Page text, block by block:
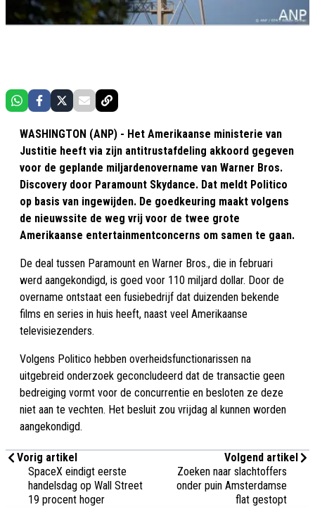
WASHINGTON (ANP) - Het Amerikaanse ministerie van
Justitie heeft via zijn antitrustafdeling akkoord gegeven
voor de geplande miljardenovername van Warner Bros.
Discovery door Paramount Skydance. Dat meldt Politico
op basis van ingewijden. De goedkeuring maakt volgens
de nieuwssite de weg vrij voor de twee grote
Amerikaanse entertainmentconcerns om samen te gaan.
De deal tussen Paramount en Warner Bros., die in februari
werd aangekondigd, is goed voor 110 miljard dollar. Door de
overname ontstaat een fusiebedrijf dat duizenden bekende
films en series in huis heeft, naast veel Amerikaanse
televisiezenders.
Volgens Politico hebben overheidsfunctionarissen na
uitgebreid onderzoek geconcludeerd dat de transactie geen
bedreiging vormt voor de concurrentie en besloten ze deze
niet aan te vechten. Het besluit zou vrijdag al kunnen worden
aangekondigd.
Vorig artikel
SpaceX eindigt eerste
handelsdag op Wall Street
19 procent hoger
Volgend artikel
Zoeken naar slachtoffers
onder puin Amsterdamse
flat gestopt